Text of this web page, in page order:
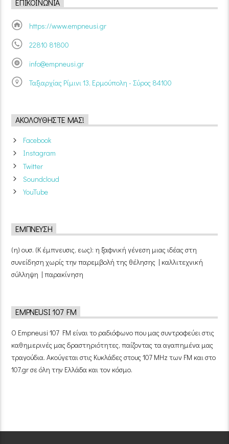
ΕΠΙΚΟΙΝΩΝΊΑ
https://www.empneusi.gr
22810 81800
info@empneusi.gr
Ταξιαρχίας Ρίμινι 13, Ερμούπολη - Σύρος 84100
ΑΚΟΛΟΥΘΉΣΤΕ ΜΑΣ!
Facebook
Instagram
Twitter
Soundcloud
YouTube
ΈΜΠΝΕΥΣΗ
(η) ουσ. (Κ έμπνευσις, εως): η ξαφνική γένεση μιας ιδέας στη
συνείδηση χωρίς την παρεμβολή της θέλησης | καλλιτεχνική
σύλληψη | παρακίνηση
EMPNEUSI 107 FM
Ο Empneusi 107 FM είναι το ραδιόφωνο που μας συντροφεύει στις
καθημερινές μας δραστηριότητες, παίζοντας τα αγαπημένα μας
τραγούδια. Ακούγεται στις Κυκλάδες στους 107 MHz των FM και στο
107.gr σε όλη την Ελλάδα και τον κόσμο.